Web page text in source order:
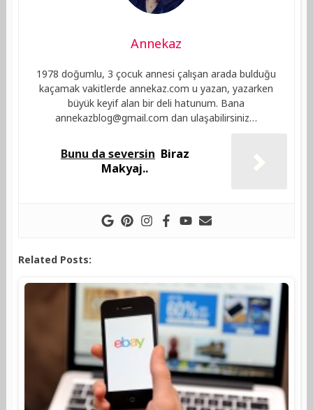
Annekaz
1978 doğumlu, 3 çocuk annesi çalışan arada bulduğu
kaçamak vakitlerde annekaz.com u yazan, yazarken
büyük keyif alan bir deli hatunum. Bana
annekazblog@gmail.com dan ulaşabilirsiniz…
Bunu da seversin Biraz
Makyaj..
Related Posts: